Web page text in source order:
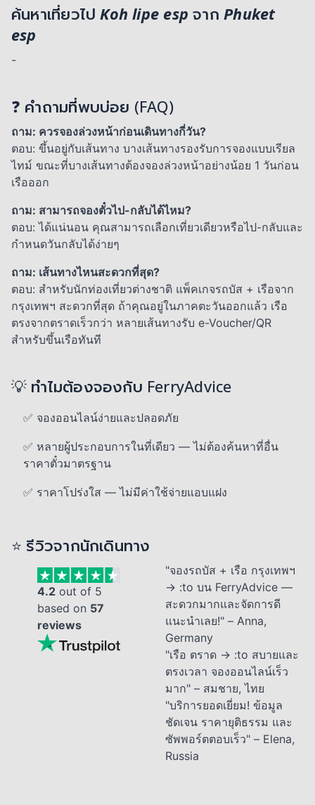
ค้นหาเที่ยวไปKoh lipe esp จากPhuket
esp
-
❓ คำถามที่พบบ่อย (FAQ)
ถาม: ควรจองล่วงหน้าก่อนเดินทางกี่วัน?
ตอบ: ขึ้นอยู่กับเส้นทาง บางเส้นทางรองรับการจองแบบเรียล
ไทม์ ขณะที่บางเส้นทางต้องจองล่วงหน้าอย่างน้อย 1 วันก่อน
เรือออก
ถาม: สามารถจองตั๋วไป-กลับได้ไหม?
ตอบ: ได้แน่นอน คุณสามารถเลือกเที่ยวเดียวหรือไป-กลับและ
กำหนดวันกลับได้ง่ายๆ
ถาม: เส้นทางไหนสะดวกที่สุด?
ตอบ: สำหรับนักท่องเที่ยวต่างชาติ แพ็คเกจรถบัส + เรือจาก
กรุงเทพฯ สะดวกที่สุด ถ้าคุณอยู่ในภาคตะวันออกแล้ว เรือ
ตรงจากตราดเร็วกว่า หลายเส้นทางรับ e-Voucher/QR
สำหรับขึ้นเรือทันที
💡 ทำไมต้องจองกับ FerryAdvice
✅ จองออนไลน์ง่ายและปลอดภัย
✅ หลายผู้ประกอบการในที่เดียว — ไม่ต้องค้นหาที่อื่น
ราคาตั๋วมาตรฐาน
✅ ราคาโปร่งใส — ไม่มีค่าใช้จ่ายแอบแฝง
⭐ รีวิวจากนักเดินทาง
4.2 out of 5
based on 57
reviews
"จองรถบัส + เรือ กรุงเทพฯ
→ :to บน FerryAdvice —
สะดวกมากและจัดการดี
แนะนำเลย!" – Anna,
Germany
"เรือ ตราด → :to สบายและ
ตรงเวลา จองออนไลน์เร็ว
มาก" – สมชาย, ไทย
"บริการยอดเยี่ยม! ข้อมูล
ชัดเจน ราคายุติธรรม และ
ซัพพอร์ตตอบเร็ว" – Elena,
Russia